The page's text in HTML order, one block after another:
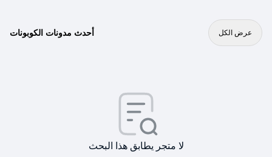
أحدث مدونات الكوبونات عرض الكل
لا متجر يطابق هذا البحث